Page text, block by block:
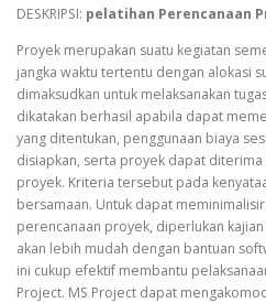
DESKRIPSI: pelatihan Perencanaan
Proyek merupakan suatu kegiatan
jangka waktu tertentu dengan alokasi
dimaksudkan untuk melaksanakan
dikatakan berhasil apabila dapat
yang ditentukan, penggunaan biaya
disiapkan, serta proyek dapat
proyek. Kriteria tersebut pada
bersamaan. Untuk dapat
perencanaan proyek, diperlukan
akan lebih mudah dengan bantuan
ini cukup efektif membantu
Project. MS Project dapat